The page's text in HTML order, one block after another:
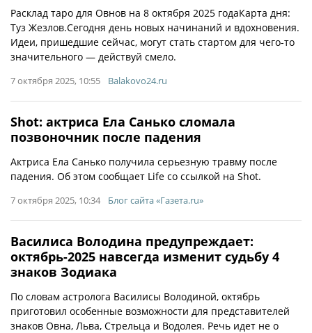
Расклад таро для Овнов на 8 октября 2025 годаКарта дня:
Туз Жезлов.Сегодня день новых начинаний и вдохновения.
Идеи, пришедшие сейчас, могут стать стартом для чего-то
значительного — действуй смело.
7 октября 2025, 10:55 Balakovo24.ru
Shot: актриса Ела Санько сломала
позвоночник после падения
Актриса Ела Санько получила серьезную травму после
падения. Об этом сообщает Life со ссылкой на Shot.
7 октября 2025, 10:34 Блог сайта «Газета.ru»
Василиса Володина предупреждает:
октябрь-2025 навсегда изменит судьбу 4
знаков Зодиака
По словам астролога Василисы Володиной, октябрь
приготовил особенные возможности для представителей
знаков Овна, Льва, Стрельца и Водолея. Речь идет не о